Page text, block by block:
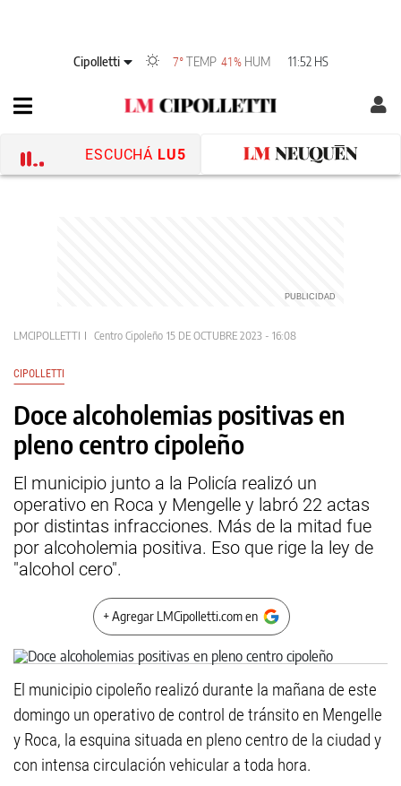
Cipolletti 7° TEMP 41% HUM 11:52 HS
ESCUCHÁ LU5
LMCIPOLLETTI Centro Cipoleño 15 DE OCTUBRE 2023 - 16:08
CIPOLLETTI
Doce alcoholemias positivas en
pleno centro cipoleño
El municipio junto a la Policía realizó un
operativo en Roca y Mengelle y labró 22 actas
por distintas infracciones. Más de la mitad fue
por alcoholemia positiva. Eso que rige la ley de
"alcohol cero".
+ Agregar LMCipolletti.com en
El municipio cipoleño realizó durante la mañana de este
domingo un operativo de control de tránsito en Mengelle
y Roca, la esquina situada en pleno centro de la ciudad y
con intensa circulación vehicular a toda hora.